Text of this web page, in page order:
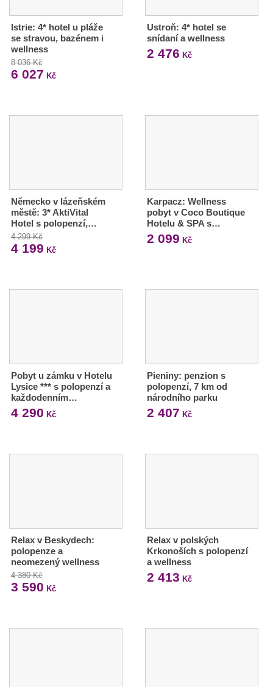
Istrie: 4* hotel u pláže
se stravou, bazénem i
wellness
8 036 Kč
6 027 Kč
Ustroň: 4* hotel se
snídaní a wellness
2 476 Kč
Německo v lázeňském
městě: 3* AktiVital
Hotel s polopenzí,…
4 299 Kč
4 199 Kč
Karpacz: Wellness
pobyt v Coco Boutique
Hotelu & SPA s…
2 099 Kč
Pobyt u zámku v Hotelu
Lysice *** s polopenzí a
každodenním…
4 290 Kč
Pieniny: penzion s
polopenzí, 7 km od
národního parku
2 407 Kč
Relax v Beskydech:
polopenze a
neomezený wellness
4 380 Kč
3 590 Kč
Relax v polských
Krkonoších s polopenzí
a wellness
2 413 Kč